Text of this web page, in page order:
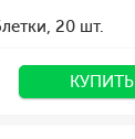
20 шт.
КУПИТЬ